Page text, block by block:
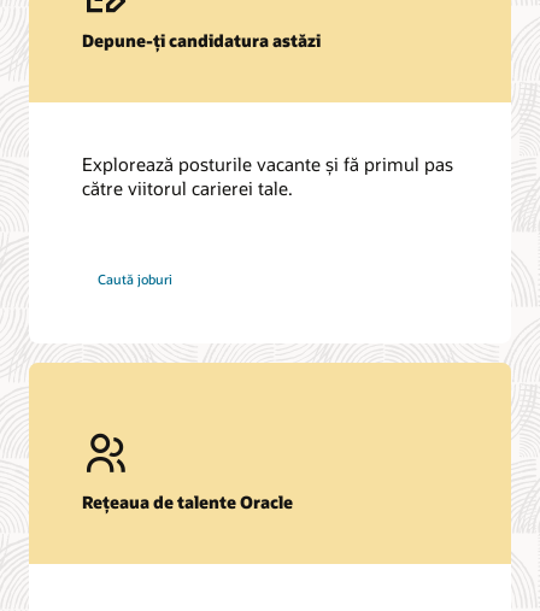
Depune-ți candidatura astăzi
Explorează posturile vacante și fă primul pas
către viitorul carierei tale.
Caută joburi
Oracle
Rețeaua de talente Oracle